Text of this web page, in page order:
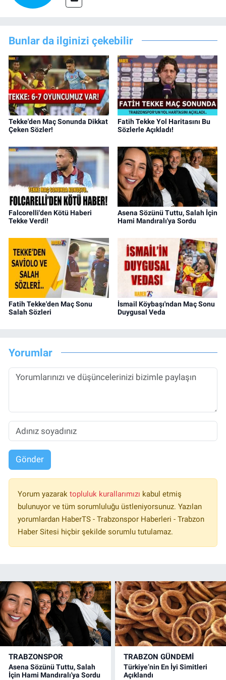
Bunlar da ilginizi çekebilir
Tekke'den Maç Sonunda Dikkat
Çeken Sözler!
Fatih Tekke Yol Haritasını Bu
Sözlerle Açıkladı!
Falcorelli'den Kötü Haberi
Tekke Verdi!
Asena Sözünü Tuttu, Salah İçin
Hami Mandıralı'ya Sordu
Fatih Tekke'den Maç Sonu
Salah Sözleri
İsmail Köybaşı'ndan Maç Sonu
Duygusal Veda
Yorumlar
Gönder
Yorum yazarak topluluk kurallarımızı kabul etmiş
bulunuyor ve tüm sorumluluğu üstleniyorsunuz. Yazılan
yorumlardan HaberTS - Trabzonspor Haberleri - Trabzon
Haber Sitesi hiçbir şekilde sorumlu tutulamaz.
TRABZONSPOR
Asena Sözünü Tuttu, Salah
İçin Hami Mandıralı'ya Sordu
TRABZON GÜNDEMİ
Türkiye’nin En İyi Simitleri
Açıklandı